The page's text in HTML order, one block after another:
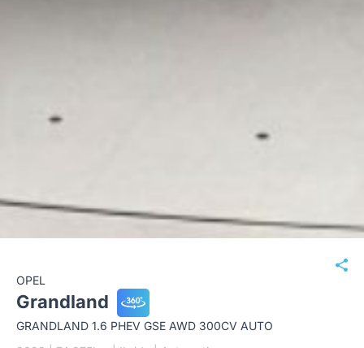
OPEL
Grandland
GRANDLAND 1.6 PHEV GSE AWD 300CV AUTO